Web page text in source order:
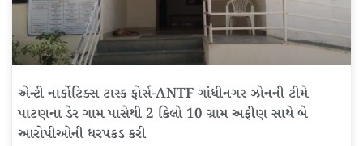
એન્ટી નાર્કોટિક્સ ટાસ્ક ફોર્સ-ANTF ગાંધીનગર ઝોનની ટીમે
પાટણના ડેર ગામ પાસેથી 2 કિલો 10 ગ્રામ અફીણ સાથે બે
આરોપીઓની ધરપકડ કરી